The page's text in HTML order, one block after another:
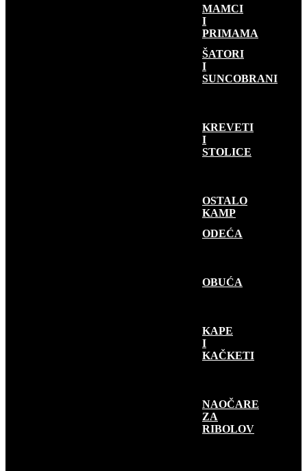
MAMCI
I
PRIMAMA
KAMP OPREMA
ŠATORI
I
SUNCOBRANI
KREVETI
I
STOLICE
OSTALO
KAMP
ODEĆA
OBUĆA
KAPE
I
KAČKETI
NAOČARE
ZA
RIBOLOV